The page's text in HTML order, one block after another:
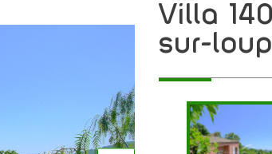
villa 140 m² - 5 pièces - le bar-
sur-loup